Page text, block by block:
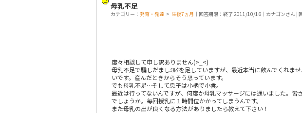
母乳不足
カテゴリー： 発育・発達 > 生後7ヵ月 ｜回答期限：終了 2011/10/16｜カナゴンさん |
度々相談して申し訳ありません(>_<)
母乳不足で騙しだましﾐﾙｸを足していますが、最近本当に飲んでくれま
いです。産んだときからそう思っています。
でも母乳不足…そして息子は小柄で小食。
最近は行ってないんですが、何度か母乳マッサージには通いました。
でしょうか。毎回授乳に１時間位かかってしまうんです。
また母乳の出が良くなる方法がありましたら教えて下さい！